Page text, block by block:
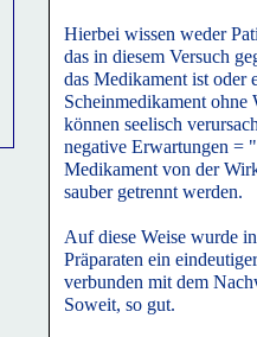
Hierbei wissen weder
das in diesem Versuch
das Medikament ist oder
Scheinmedikament
können seelisch
negative Erwartungen =
Medikament von der
sauber getrennt werden.
Auf diese Weise wurde
Präparaten ein
verbunden mit dem
Soweit, so gut.